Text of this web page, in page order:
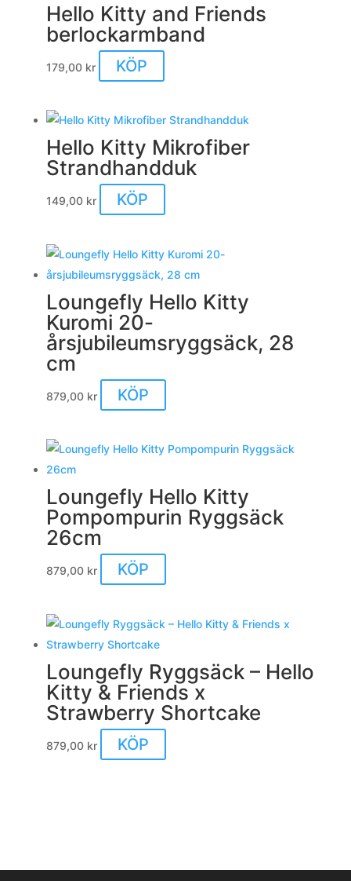
Hello Kitty and Friends
berlockarmband
179,00 kr KÖP
Hello Kitty Mikrofiber
Strandhandduk
149,00 kr KÖP
Loungefly Hello Kitty
Kuromi 20-
årsjubileumsryggsäck, 28
cm
879,00 kr KÖP
Loungefly Hello Kitty
Pompompurin Ryggsäck
26cm
879,00 kr KÖP
Loungefly Ryggsäck – Hello
Kitty & Friends x
Strawberry Shortcake
879,00 kr KÖP